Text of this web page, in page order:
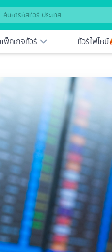
แพ็คเกจทัวร์ ทัวร์ไฟไหม้